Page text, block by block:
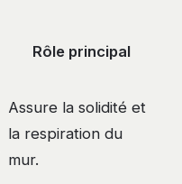
Rôle principal
Assure la solidité et
la respiration du
mur.